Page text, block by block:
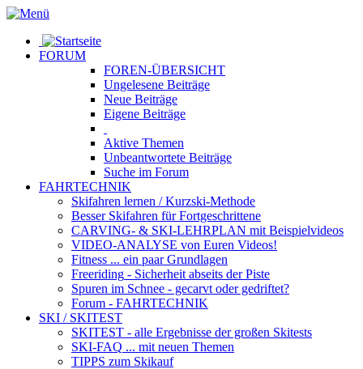
FORUM
FOREN-ÜBERSICHT
Ungelesene Beiträge
Neue Beiträge
Eigene Beiträge
Aktive Themen
Unbeantwortete Beiträge
Suche im Forum
FAHRTECHNIK
Skifahren lernen / Kurzski-Methode
Besser Skifahren für Fortgeschrittene
CARVING- & SKI-LEHRPLAN mit Beispielvideos
VIDEO-ANALYSE von Euren Videos!
Fitness ... ein paar Grundlagen
Freeriding - Sicherheit abseits der Piste
Spuren im Schnee - gecarvt oder gedriftet?
Forum - FAHRTECHNIK
SKI / SKITEST
SKITEST - alle Ergebnisse der großen Skitests
SKI-FAQ ... mit neuen Themen
TIPPS zum Skikauf